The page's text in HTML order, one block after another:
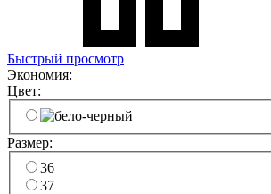
Быстрый просмотр
Экономия:
Цвет:
Размер:
36
37